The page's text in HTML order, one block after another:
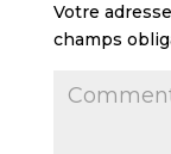
Votre
champs